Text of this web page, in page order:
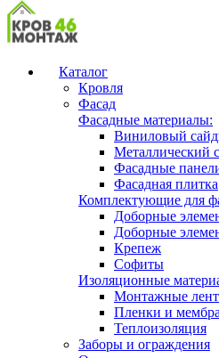
Каталог
Кровля
Фасад
Фасадные материалы:
Виниловый
Металлический
Фасадные
Фасадная плитка
Комплектующие для
Доборные
Доборные
Крепеж
Софиты
Изоляционные
Монтажные
Пленки и
Теплоизоляция
Заборы и ограждения